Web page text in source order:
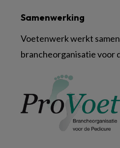
Samenwerking
Voetenwerk werkt
brancheorganisatie voor